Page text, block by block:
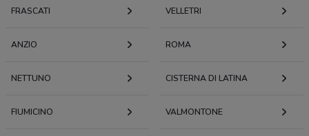
FRASCATI VELLETRI
ANZIO ROMA
NETTUNO CISTERNA DI LATINA
FIUMICINO VALMONTONE